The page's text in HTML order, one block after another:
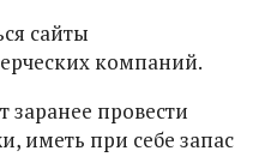
сайты
компаний.
провести
иметь при себе запас